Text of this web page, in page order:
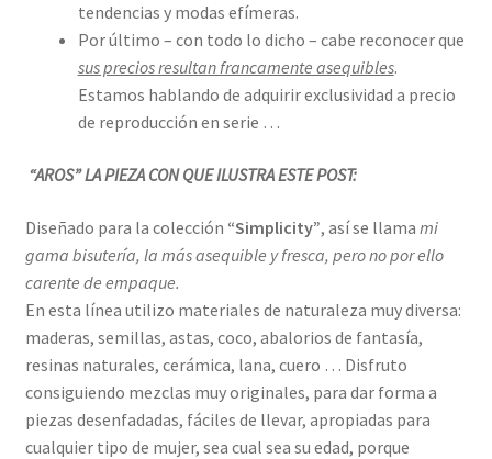
tendencias y modas efímeras.
Por último – con todo lo dicho – cabe reconocer que
sus precios resultan francamente asequibles.
Estamos hablando de adquirir exclusividad a precio
de reproducción en serie …
“AROS” LA PIEZA CON QUE ILUSTRA ESTE POST:
Diseñado para la colección “Simplicity”, así se llama mi
gama bisutería, la más asequible y fresca, pero no por ello
carente de empaque.
En esta línea utilizo materiales de naturaleza muy diversa:
maderas, semillas, astas, coco, abalorios de fantasía,
resinas naturales, cerámica, lana, cuero … Disfruto
consiguiendo mezclas muy originales, para dar forma a
piezas desenfadadas, fáciles de llevar, apropiadas para
cualquier tipo de mujer, sea cual sea su edad, porque